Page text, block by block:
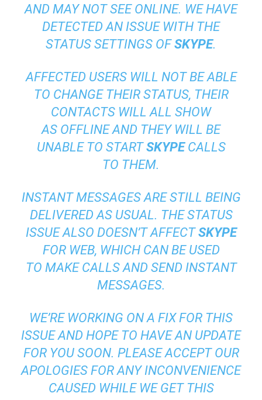
AND MAY NOT SEE ONLINE. WE HAVE
DETECTED AN ISSUE WITH THE
STATUS SETTINGS OFSKYPE.
AFFECTED USERS WILL NOT BE ABLE
TO CHANGE THEIR STATUS, THEIR
CONTACTS WILL ALL SHOW
AS OFFLINE AND THEY WILL BE
UNABLE TO STARTSKYPECALLS
TO THEM.
INSTANT MESSAGES ARE STILL BEING
DELIVERED AS USUAL. THE STATUS
ISSUE ALSO DOESN’T AFFECTSKYPE
FOR WEB, WHICH CAN BE USED
TO MAKE CALLS AND SEND INSTANT
MESSAGES.
WE’RE WORKING ON A FIX FOR THIS
ISSUE AND HOPE TO HAVE AN UPDATE
FOR YOU SOON. PLEASE ACCEPT OUR
APOLOGIES FOR ANY INCONVENIENCE
CAUSED WHILE WE GET THIS